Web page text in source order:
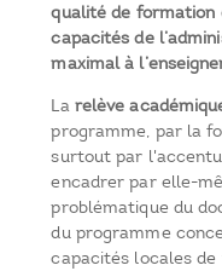
qualité de formation
capacités de
maximal à
La relève
programme, par la
surtout par
encadrer par elle-
problématique du
du programme
capacités locales